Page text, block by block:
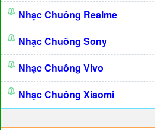
Nhạc Chuông Realme
Nhạc Chuông Sony
Nhạc Chuông Vivo
Nhạc Chuông Xiaomi